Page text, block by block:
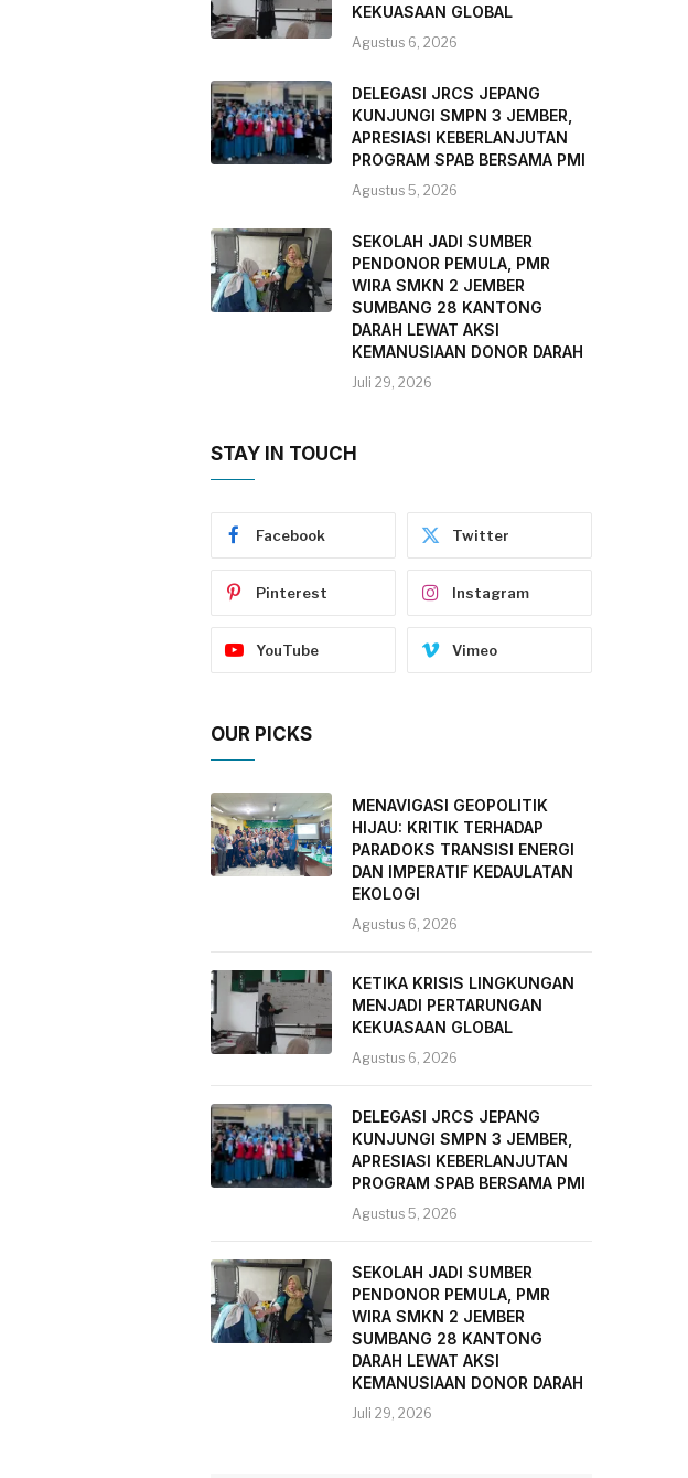
KEKUASAAN GLOBAL
Agustus 6, 2026
DELEGASI JRCS JEPANG
KUNJUNGI SMPN 3 JEMBER,
APRESIASI KEBERLANJUTAN
PROGRAM SPAB BERSAMA PMI
Agustus 5, 2026
SEKOLAH JADI SUMBER
PENDONOR PEMULA, PMR
WIRA SMKN 2 JEMBER
SUMBANG 28 KANTONG
DARAH LEWAT AKSI
KEMANUSIAAN DONOR DARAH
Juli 29, 2026
STAY IN TOUCH
Facebook Twitter
Pinterest Instagram
YouTube Vimeo
OUR PICKS
MENAVIGASI GEOPOLITIK
HIJAU: KRITIK TERHADAP
PARADOKS TRANSISI ENERGI
DAN IMPERATIF KEDAULATAN
EKOLOGI
Agustus 6, 2026
KETIKA KRISIS LINGKUNGAN
MENJADI PERTARUNGAN
KEKUASAAN GLOBAL
Agustus 6, 2026
DELEGASI JRCS JEPANG
KUNJUNGI SMPN 3 JEMBER,
APRESIASI KEBERLANJUTAN
PROGRAM SPAB BERSAMA PMI
Agustus 5, 2026
SEKOLAH JADI SUMBER
PENDONOR PEMULA, PMR
WIRA SMKN 2 JEMBER
SUMBANG 28 KANTONG
DARAH LEWAT AKSI
KEMANUSIAAN DONOR DARAH
Juli 29, 2026